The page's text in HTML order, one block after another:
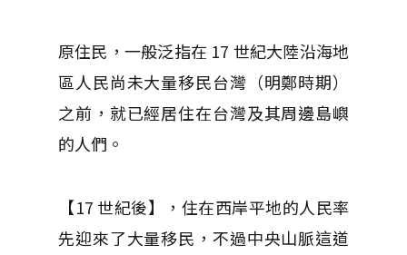
原住民，一般泛指在 17 世紀大陸沿海地
區人民尚未大量移民台灣（明鄭時期）
之前，就已經居住在台灣及其周邊島嶼
的人們。
【17 世紀後】，住在西岸平地的人民率
先迎來了大量移民，不過中央山脈這道